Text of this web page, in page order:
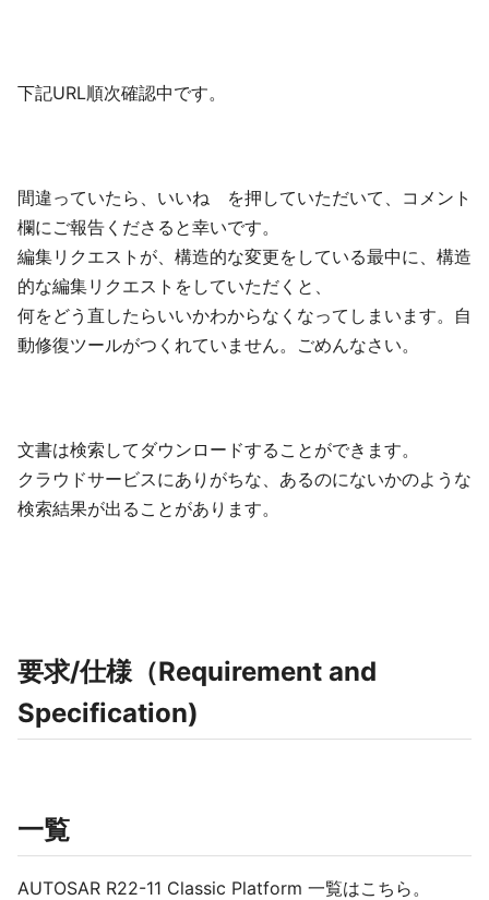
下記URL順次確認中です。
間違っていたら、いいね を押していただいて、コメント
欄にご報告くださると幸いです。
編集リクエストが、構造的な変更をしている最中に、構造
的な編集リクエストをしていただくと、
何をどう直したらいいかわからなくなってしまいます。自
動修復ツールがつくれていません。ごめんなさい。
文書は検索してダウンロードすることができます。
クラウドサービスにありがちな、あるのにないかのような
検索結果が出ることがあります。
要求/仕様（Requirement and
Specification)
一覧
AUTOSAR R22-11 Classic Platform 一覧はこちら。